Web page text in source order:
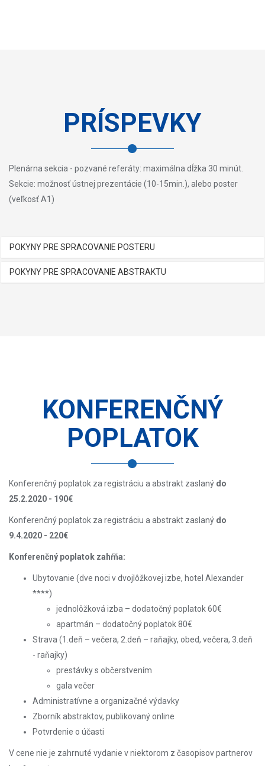
PRÍSPEVKY
Plenárna sekcia - pozvané referáty: maximálna dĺžka 30 minút.
Sekcie: možnosť ústnej prezentácie (10-15min.), alebo poster
(veľkosť A1)
POKYNY PRE SPRACOVANIE POSTERU
POKYNY PRE SPRACOVANIE ABSTRAKTU
KONFERENČNÝ
POPLATOK
Konferenčný poplatok za registráciu a abstrakt zaslaný do
25.2.2020 - 190€
Konferenčný poplatok za registráciu a abstrakt zaslaný do
9.4.2020 - 220€
Konferenčný poplatok zahŕňa:
Ubytovanie (dve noci v dvojlôžkovej izbe, hotel Alexander
****)
jednolôžková izba – dodatočný poplatok 60€
apartmán – dodatočný poplatok 80€
Strava (1.deň – večera, 2.deň – raňajky, obed, večera, 3.deň
- raňajky)
prestávky s občerstvením
gala večer
Administratívne a organizačné výdavky
Zborník abstraktov, publikovaný online
Potvrdenie o účasti
V cene nie je zahrnuté vydanie v niektorom z časopisov partnerov